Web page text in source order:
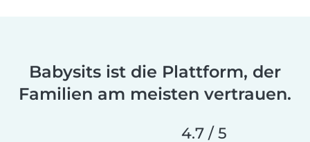
Babysits ist die Plattform, der
Familien am meisten vertrauen.
4.7 / 5